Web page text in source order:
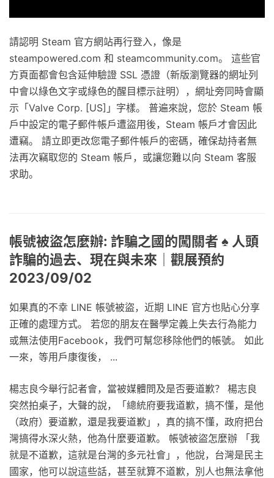
請認明 Steam 官方網站再行登入，像是
steampowered.com 和 steamcommunity.com。 這些官
方頁面都會包含延伸驗證 SSL 憑證（新版瀏覽器的網址列
中會以綠色文字或綠色的醒目標示註明），網址旁同時會顯
示「Valve Corp. [US]」字樣。 普遍來說，您於 Steam 帳
戶中設定的電子郵件帳戶遭盜用後，Steam 帳戶才會因此
遭竊。 請立即更改您電子郵件帳戶的密碼，確保劫持者無
法再次竊取您的 Steam 帳戶，或讓您難以向 Steam 客服
求助。
帳號被盜怎麼辦: 詐騙之國的闖關者 ♠ 人頭
詐騙的過去、現在與未來｜觀展預約
2023/09/02
如果真的不幸 LINE 帳號被盜，近期 LINE 官方也貼心分享
正確的處理方式。 若您的朋友在醫學定義上失去行為能力
或無法使用Facebook，我們可幫您移除他們的帳號。 如此
一來，等用戶康復後， ...
楊志良今舉行記者會，當被媒體問及是否要道歉？ 楊志良
突然拍桌子，大聲的說，「總統府要我道歉，搞不懂，是他
（政府）要道歉，還是我要道歉」，真的搞不懂，政府把台
灣搞得水深火熱，他為什麼要道歉。 帳號被盜怎麼辦 「我
就是不道歉，這就是台灣的多元社會」，他說，台灣是民主
國家，他可以說這些話，甚至就算不道歉，別人也無法拿他